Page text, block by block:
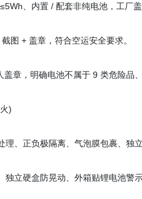
、内置 / 配套非纯电池，工厂
+ 盖章，符合空运安全要求。
章，明确电池不属于 9 类危险品
)
正负极隔离、气泡膜包裹、独
立硬盒防晃动、外箱贴锂电池警